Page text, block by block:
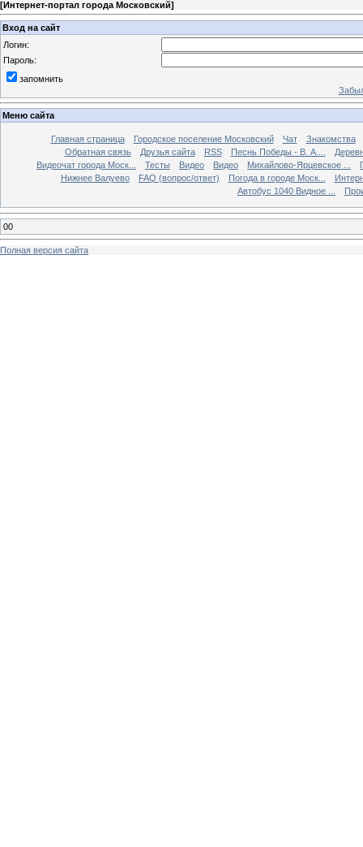
[Интернет-портал города Московский]
Вход на сайт
Логин:
Пароль:
запомнить
Меню сайта
Главная страница Городское поселение Московский Чат
Знакомства
Обратная связь
Друзья сайта RSS Песнь Победы - В. А....
Видеочат города Моск...
Тесты Видео Видео Михайлово-Ярцевское ...
Нижнее Валуево
FAQ (вопрос/ответ) Погода в городе Моск...
Автобус 1040 Видное ...
00
Полная версия сайта